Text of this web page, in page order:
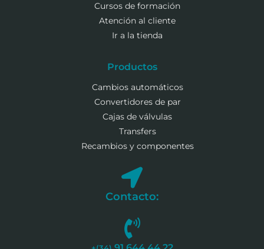
Cursos de formación
Atención al cliente
Ir a la tienda
Productos
Cambios automáticos
Convertidores de par
Cajas de válvulas
Transfers
Recambios y componentes
Contacto: